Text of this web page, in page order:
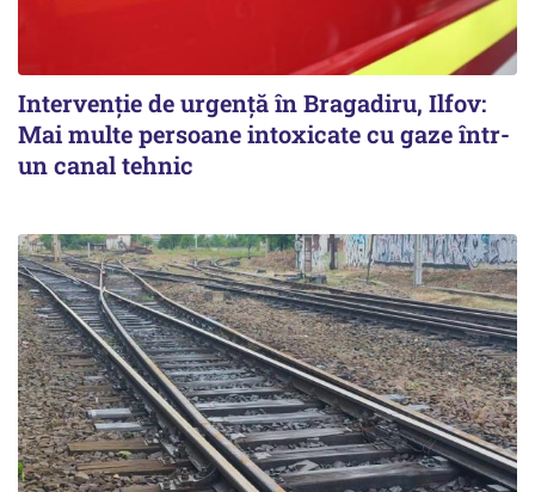
Intervenție de urgență în Bragadiru, Ilfov:
Mai multe persoane intoxicate cu gaze într-
un canal tehnic